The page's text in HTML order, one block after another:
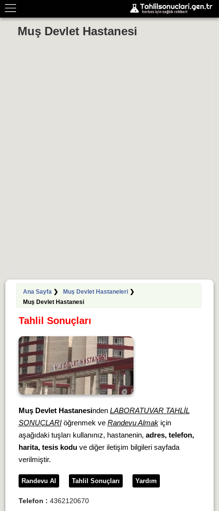
Muş Devlet Hastanesi
Ana Sayfa❯ Muş Devlet Hastaneleri❯
Muş Devlet Hastanesi
Tahlil Sonuçları
Muş Devlet Hastanesinden LABORATUVAR TAHLİL
SONUÇLARIöğrenmek ve Randevu Almakiçin
aşağıdaki tuşları kullanınız, hastanenin, adres, telefon,
harita, tesis koduve diğer iletişim bilgileri sayfada
verilmiştir.
Randevu Al Tahlil Sonuçları Yardım
Telefon : 4362120670